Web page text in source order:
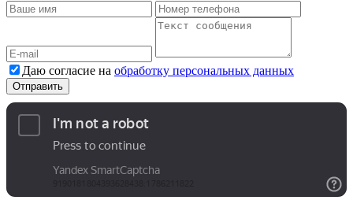
Даю согласие на обработку персональных данных